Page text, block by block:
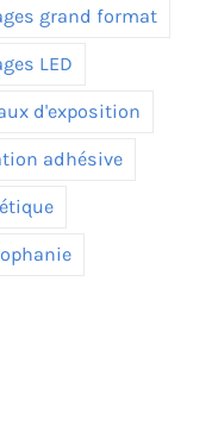
grand format
LED
d'exposition
adhésive